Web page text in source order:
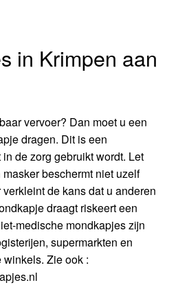
in Krimpen aan
vervoer? Dan moet u een
dragen. Dit is een
de zorg gebruikt wordt. Let
beschermt niet uzelf
de kans dat u anderen
draagt riskeert een
medische mondkapjes zijn
supermarkten en
Zie ook :